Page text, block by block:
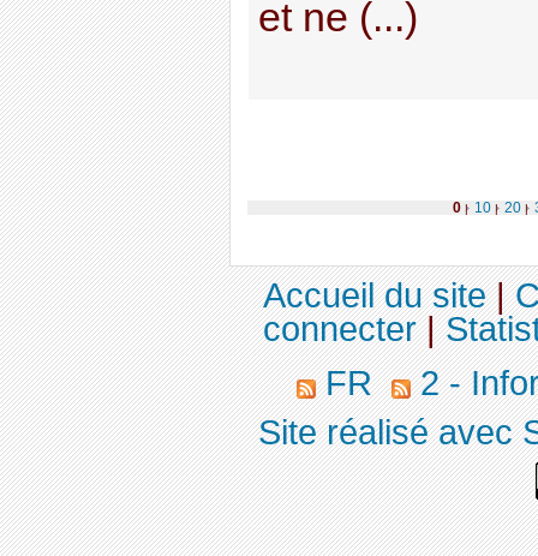
et ne (...)
0 | 10 | 20 |
Accueil du site|
connecter|
FR
2 -
Site réalisé avec